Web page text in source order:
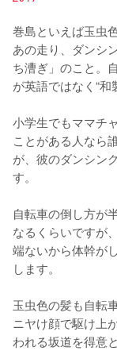
巻島といえば玉虫
あの走り、ダンシ
ち漕ぎ」のこと。
が英語ではなく“和
小学生でもママチ
ことがある人なら
が、彼のダンシン
す。
自転車の倒し方が
なるくらいですが
端ないから体幹が
します。
玉虫色の髪も自転
ニヤけ顔で駆け上
われる坂道を得意